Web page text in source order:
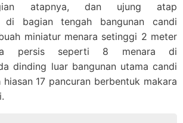
atapnya, dan ujung atap
di bagian tengah bangunan candi
miniatur menara setinggi 2 meter
persis seperti 8 menara di
dinding luar bangunan utama candi
17 pancuran berbentuk makara